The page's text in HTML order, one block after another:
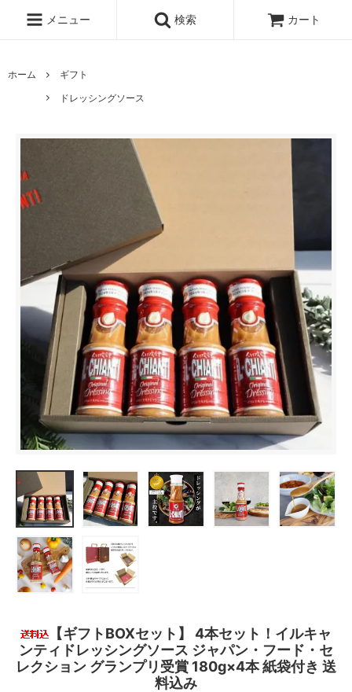
メニュー 検索 カート
ホーム
ギフト
ドレッシングソース
【ギフトBOXセット】 4本セット！イルキャ
ンティドレッシングソース ジャパン・フード・セ
レクション グランプリ受賞 180g×4本 紙袋付き 送
料込み